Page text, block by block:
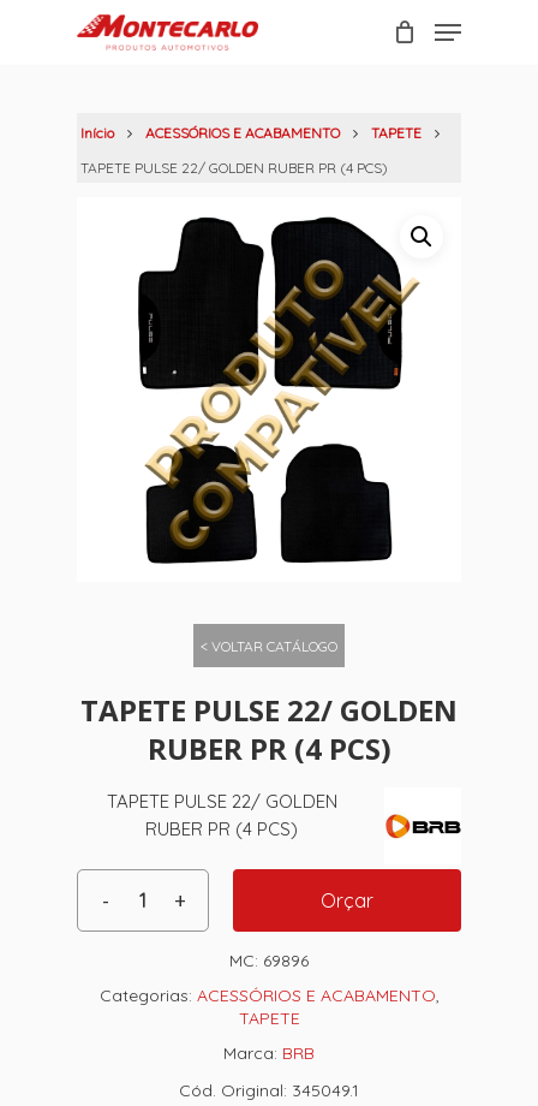
Menu
Carrinho
Início ACESSÓRIOS E ACABAMENTO
TAPETE
TAPETE PULSE 22/ GOLDEN RUBER PR (4 PCS)
< VOLTAR CATÁLOGO
TAPETE PULSE 22/ GOLDEN
RUBER PR (4 PCS)
TAPETE PULSE 22/ GOLDEN
RUBER PR (4 PCS)
Orçar
MC: 69896
Categorias: ACESSÓRIOS E ACABAMENTO,
TAPETE
Marca: BRB
Cód. Original: 345049.1